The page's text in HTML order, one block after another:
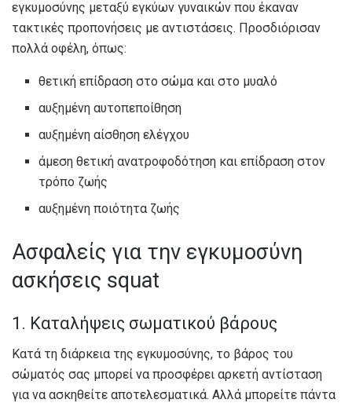
εγκυμοσύνης μεταξύ εγκύων γυναικών που έκαναν
τακτικές προπονήσεις με αντιστάσεις. Προσδιόρισαν
πολλά οφέλη, όπως:
θετική επίδραση στο σώμα και στο μυαλό
αυξημένη αυτοπεποίθηση
αυξημένη αίσθηση ελέγχου
άμεση θετική ανατροφοδότηση και επίδραση στον
τρόπο ζωής
αυξημένη ποιότητα ζωής
Ασφαλείς για την εγκυμοσύνη
ασκήσεις squat
1. Καταλήψεις σωματικού βάρους
Κατά τη διάρκεια της εγκυμοσύνης, το βάρος του
σώματός σας μπορεί να προσφέρει αρκετή αντίσταση
για να ασκηθείτε αποτελεσματικά. Αλλά μπορείτε πάντα